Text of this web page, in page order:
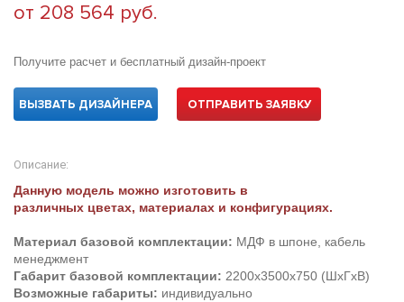
от 208 564 руб.
Получите расчет и бесплатный дизайн-проект
ВЫЗВАТЬ ДИЗАЙНЕРА ОТПРАВИТЬ ЗАЯВКУ
Описание:
Данную модель можно изготовить в
различных цветах, материалах и конфигурациях.
Материал базовой комплектации: МДФ в шпоне, кабель
менеджмент
Габарит базовой комплектации: 2200х3500х750 (ШхГхВ)
Возможные габариты: индивидуально